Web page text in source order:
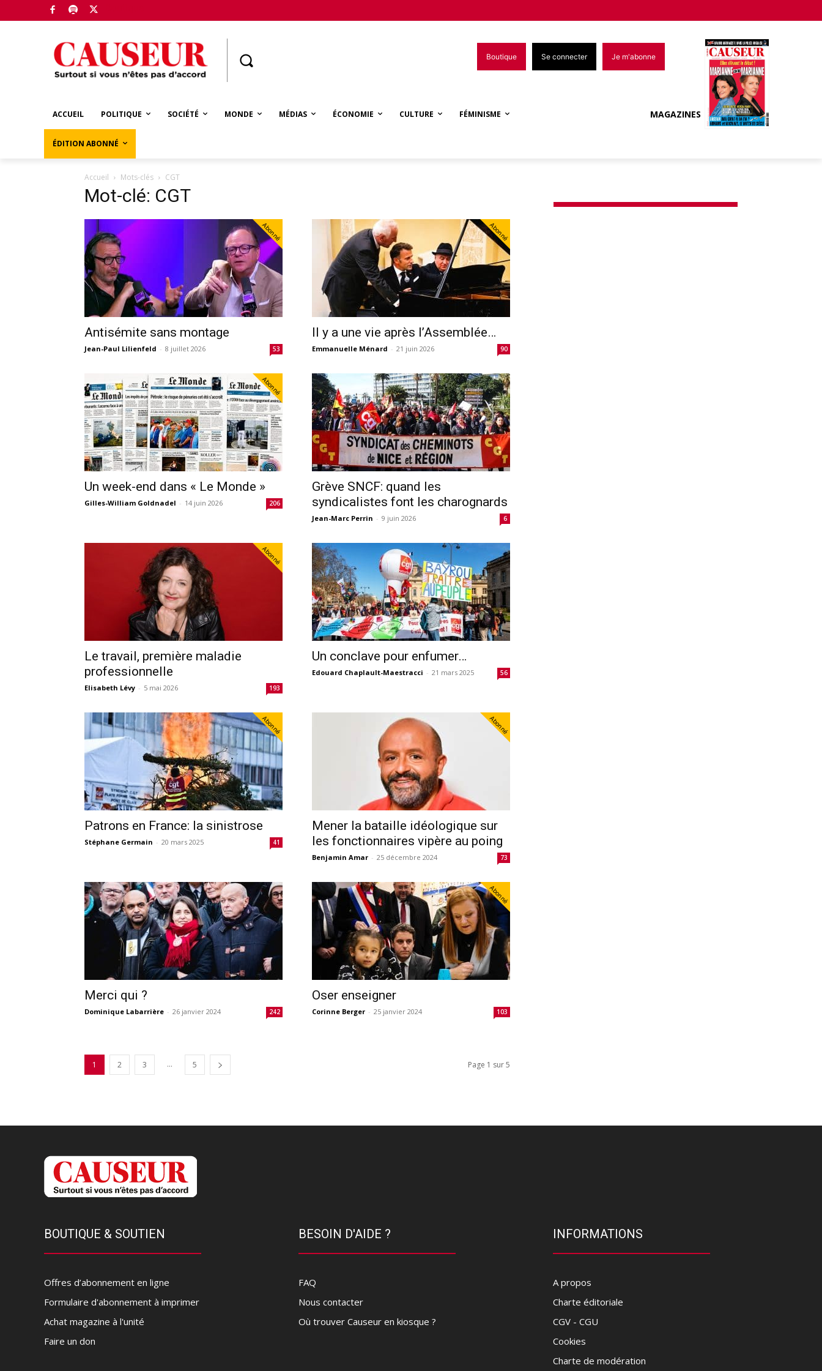
Boutique Se connecter Je m'abonne
ACCUEIL POLITIQUE SOCIÉTÉ MONDE MÉDIAS ÉCONOMIE CULTURE FÉMINISME
ÉDITION ABONNÉ
MAGAZINES
Accueil Mots-clés CGT
Mot-clé: CGT
Abonné
Antisémite sans montage
Jean-Paul Lilienfeld - 8 juillet 2026 53
Abonné
Il y a une vie après l’Assemblée…
Emmanuelle Ménard - 21 juin 2026 90
Abonné
Un week-end dans « Le Monde »
Gilles-William Goldnadel - 14 juin 2026 206
Grève SNCF: quand les
syndicalistes font les charognards
Jean-Marc Perrin - 9 juin 2026 6
Abonné
Le travail, première maladie
professionnelle
Elisabeth Lévy - 5 mai 2026 193
Un conclave pour enfumer…
Edouard Chaplault-Maestracci - 21 mars 2025 56
Abonné
Patrons en France: la sinistrose
Stéphane Germain - 20 mars 2025 41
Abonné
Mener la bataille idéologique sur
les fonctionnaires vipère au poing
Benjamin Amar - 25 décembre 2024 73
Merci qui ?
Dominique Labarrière - 26 janvier 2024 242
Abonné
Oser enseigner
Corinne Berger - 25 janvier 2024 103
1 2 3 ... 5 Page 1 sur 5
BOUTIQUE & SOUTIEN
Offres d’abonnement en ligne
Formulaire d'abonnement à imprimer
Achat magazine à l'unité
Faire un don
BESOIN D'AIDE ?
FAQ
Nous contacter
Où trouver Causeur en kiosque ?
INFORMATIONS
A propos
Charte éditoriale
CGV - CGU
Cookies
Charte de modération